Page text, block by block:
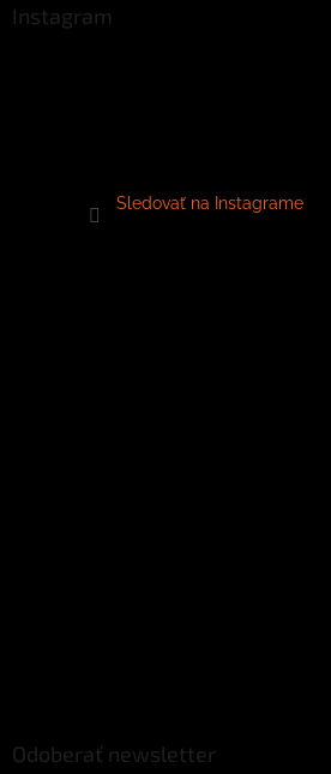
Instagram
Sledovať na Instagrame
Odoberať newsletter